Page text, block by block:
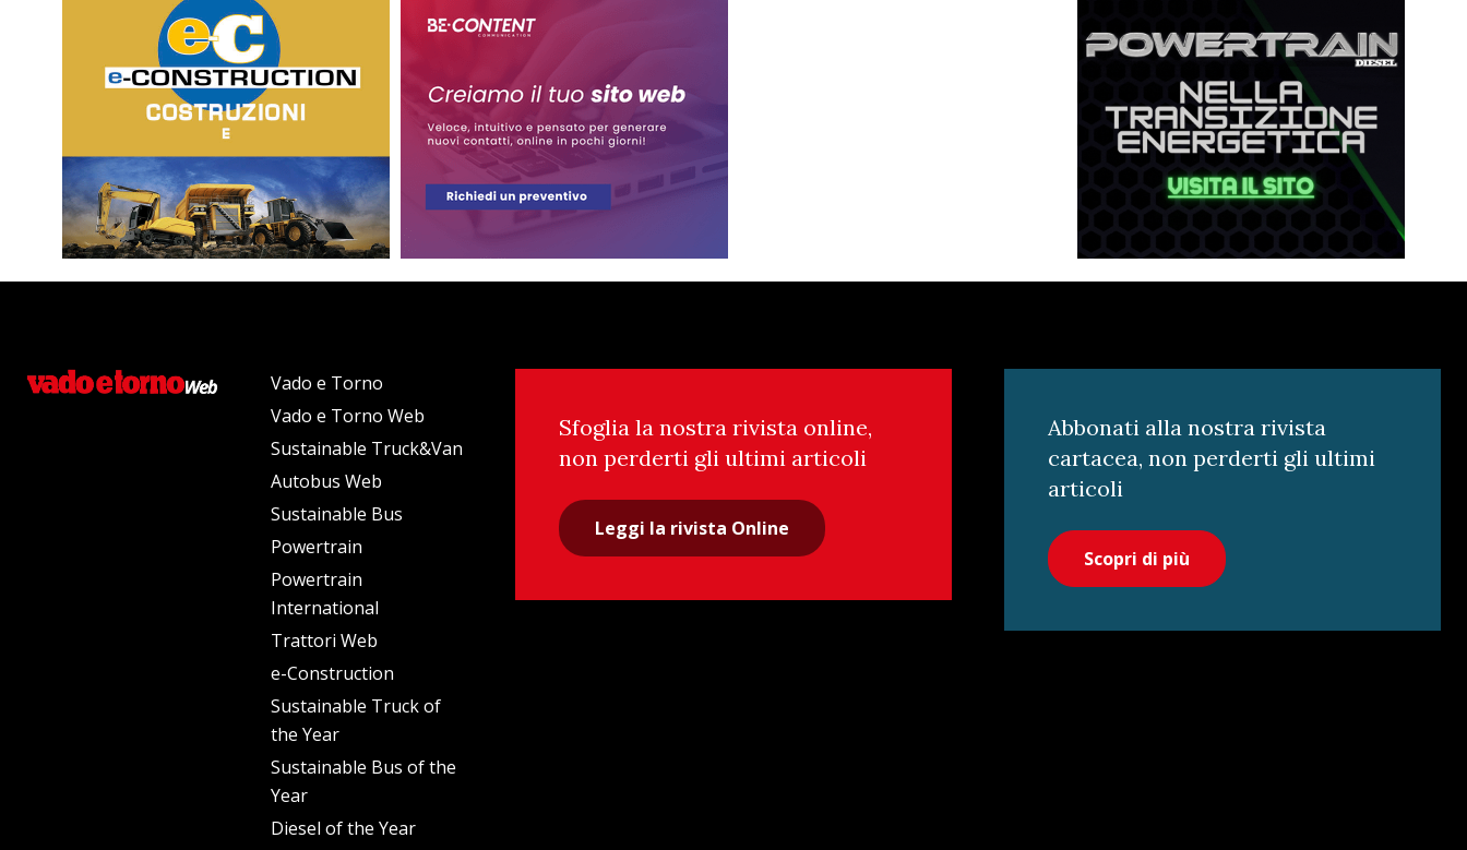
Vado e Torno
Vado e Torno Web
Sustainable Truck&Van
Autobus Web
Sustainable Bus
Powertrain
Powertrain
International
Trattori Web
e-Construction
Sustainable Truck of
the Year
Sustainable Bus of the
Year
Diesel of the Year
Sfoglia la nostra rivista online,
non perderti gli ultimi articoli
Leggi la rivista Online
Abbonati alla nostra rivista
cartacea, non perderti gli ultimi
articoli
Scopri di più